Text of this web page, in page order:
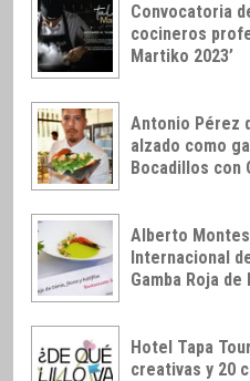
Convocatoria
cocineros
Martiko 2023’
Antonio Pérez
alzado como
Bocadillos con
Alberto
Internacional
Gamba Roja de
Hotel Tapa
creativas y 20